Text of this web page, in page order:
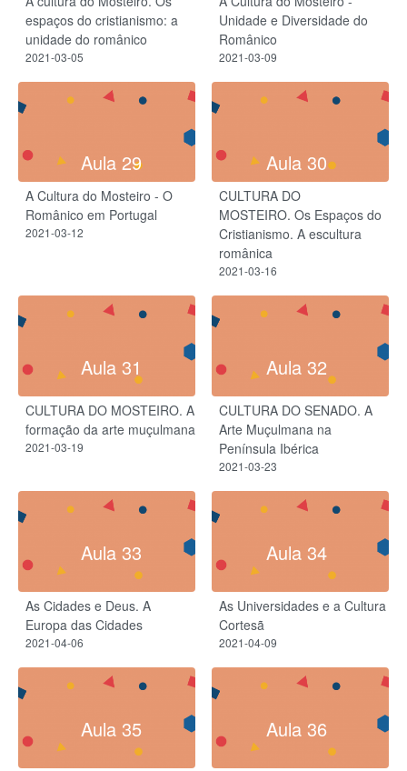
espaços do cristianismo: a
unidade do românico
2021-03-05
Unidade e Diversidade do
Românico​
2021-03-09
Aula 29
A Cultura do Mosteiro - O
Românico em Portugal​
2021-03-12
Aula 30
CULTURA DO
MOSTEIRO. Os Espaços do
Cristianismo. A escultura
românica
2021-03-16
Aula 31
CULTURA DO MOSTEIRO. A
formação da arte muçulmana
2021-03-19
Aula 32
CULTURA DO SENADO. A
Arte Muçulmana na
Península Ibérica
2021-03-23
Aula 33
As Cidades e Deus. A
Europa das Cidades
2021-04-06
Aula 34
As Universidades e a Cultura
Cortesã
2021-04-09
Aula 35 Aula 36